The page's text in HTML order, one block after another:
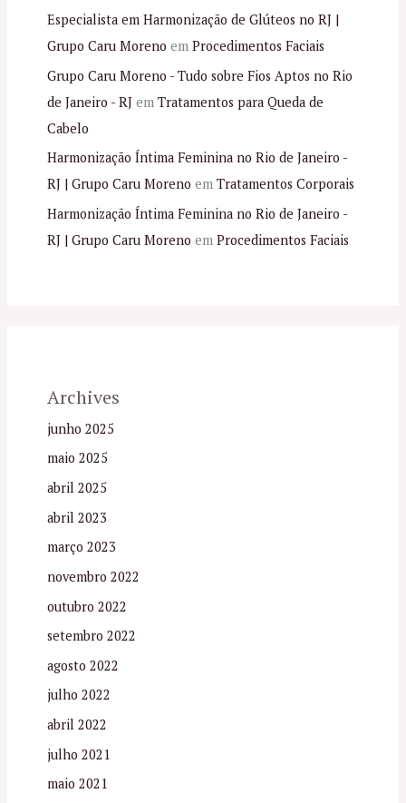
Especialista em Harmonização de Glúteos no RJ |
Grupo Caru Moreno em Procedimentos Faciais
Grupo Caru Moreno - Tudo sobre Fios Aptos no Rio
de Janeiro - RJem Tratamentos para Queda de
Cabelo
Harmonização Íntima Feminina no Rio de Janeiro -
RJ | Grupo Caru Moreno em Tratamentos Corporais
Harmonização Íntima Feminina no Rio de Janeiro -
RJ | Grupo Caru Moreno em Procedimentos Faciais
Archives
junho 2025
maio 2025
abril 2025
abril 2023
março 2023
novembro 2022
outubro 2022
setembro 2022
agosto 2022
julho 2022
abril 2022
julho 2021
maio 2021